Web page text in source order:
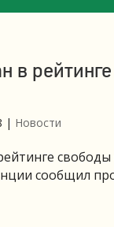
в
| Новости
сообщил